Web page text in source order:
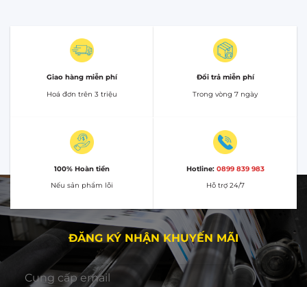
Giao hàng miễn phí
Hoá đơn trên 3 triệu
Đổi trả miễn phí
Trong vòng 7 ngày
100% Hoàn tiền
Nếu sản phẩm lỗi
Hotline: 0899 839 983
Hỗ trợ 24/7
ĐĂNG KÝ NHẬN KHUYẾN MÃI